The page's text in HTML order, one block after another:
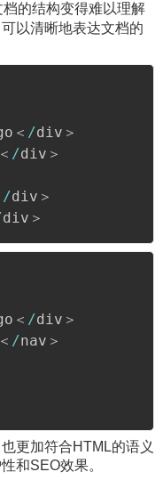
的结构变得难以理解
以清晰地表达文档的
＜ /div＞
/div＞
/div＞
div＞
＜ /div＞
/nav＞
更加符合HTML的语义
和SEO效果。